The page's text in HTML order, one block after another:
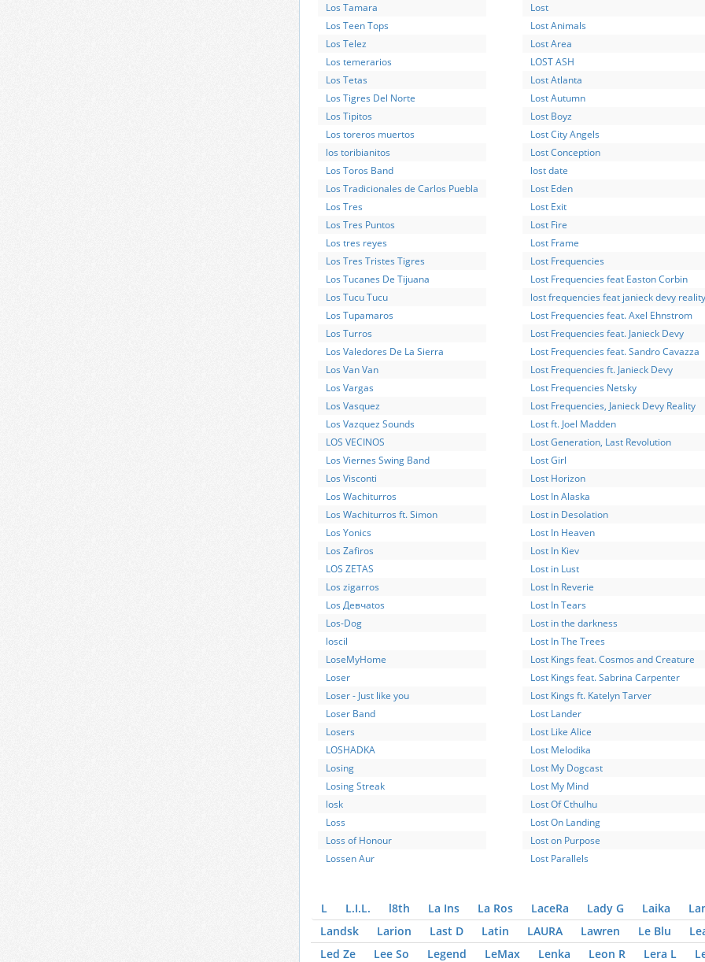
Los Tamara
Los Teen Tops
Los Telez
Los temerarios
Los Tetas
Los Tigres Del Norte
Los Tipitos
Los toreros muertos
los toribianitos
Los Toros Band
Los Tradicionales de Carlos Puebla
Los Tres
Los Tres Puntos
Los tres reyes
Los Tres Tristes Tigres
Los Tucanes De Tijuana
Los Tucu Tucu
Los Tupamaros
Los Turros
Los Valedores De La Sierra
Los Van Van
Los Vargas
Los Vasquez
Los Vazquez Sounds
LOS VECINOS
Los Viernes Swing Band
Los Visconti
Los Wachiturros
Los Wachiturros ft. Simon
Los Yonics
Los Zafiros
LOS ZETAS
Los zigarros
Los Девчаtos
Los-Dog
loscil
LoseMyHome
Loser
Loser - Just like you
Loser Band
Losers
LOSHADKA
Losing
Losing Streak
losk
Loss
Loss of Honour
Lossen Aur
Lost
Lost Animals
Lost Area
LOST ASH
Lost Atlanta
Lost Autumn
Lost Boyz
Lost City Angels
Lost Conception
lost date
Lost Eden
Lost Exit
Lost Fire
Lost Frame
Lost Frequencies
Lost Frequencies feat Easton Corbin
lost frequencies feat janieck devy reality
Lost Frequencies feat. Axel Ehnstrom
Lost Frequencies feat. Janieck Devy
Lost Frequencies feat. Sandro Cavazza
Lost Frequencies ft. Janieck Devy
Lost Frequencies Netsky
Lost Frequencies, Janieck Devy Reality
Lost ft. Joel Madden
Lost Generation, Last Revolution
Lost Girl
Lost Horizon
Lost In Alaska
Lost in Desolation
Lost In Heaven
Lost In Kiev
Lost in Lust
Lost In Reverie
Lost In Tears
Lost in the darkness
Lost In The Trees
Lost Kings feat. Cosmos and Creature
Lost Kings feat. Sabrina Carpenter
Lost Kings ft. Katelyn Tarver
Lost Lander
Lost Like Alice
Lost Melodika
Lost My Dogcast
Lost My Mind
Lost Of Cthulhu
Lost On Landing
Lost on Purpose
Lost Parallels
L L.I.L. l8th La Ins La Ros LaceRa Lady G Laika
Landsk
Larion Last D Latin LAURA Lawren Le Blu
Led Ze
Lee So Legend LeMax Lenka Leon R Lera L